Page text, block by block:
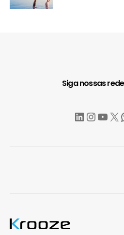
Siga nossas
LinkedIn
X